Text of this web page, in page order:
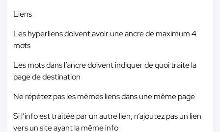
Liens
Les hyperliens doivent avoir une ancre de maximum 4
mots
Les mots dans l’ancre doivent indiquer de quoi traite la
page de destination
Ne répétez pas les mêmes liens dans une même page
Si l’info est traitée par un autre lien, n’ajoutez pas un lien
vers un site ayant la même info